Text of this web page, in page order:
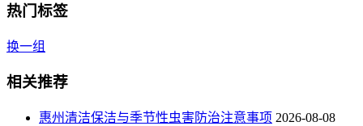
热门标签
换一组
相关推荐
惠州清洁保洁与季节性虫害防治注意事项 2026-08-08